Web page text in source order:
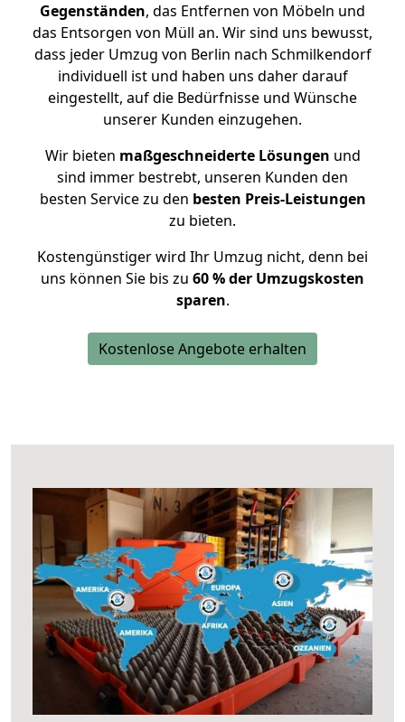
Gegenständen, das Entfernen von Möbeln und
das Entsorgen von Müll an. Wir sind uns bewusst,
dass jeder Umzug von Berlin nach Schmilkendorf
individuell ist und haben uns daher darauf
eingestellt, auf die Bedürfnisse und Wünsche
unserer Kunden einzugehen.
Wir bieten maßgeschneiderte Lösungen und
sind immer bestrebt, unseren Kunden den
besten Service zu den besten Preis-Leistungen
zu bieten.
Kostengünstiger wird Ihr Umzug nicht, denn bei
uns können Sie bis zu 60 % der Umzugskosten
sparen.
Kostenlose Angebote erhalten